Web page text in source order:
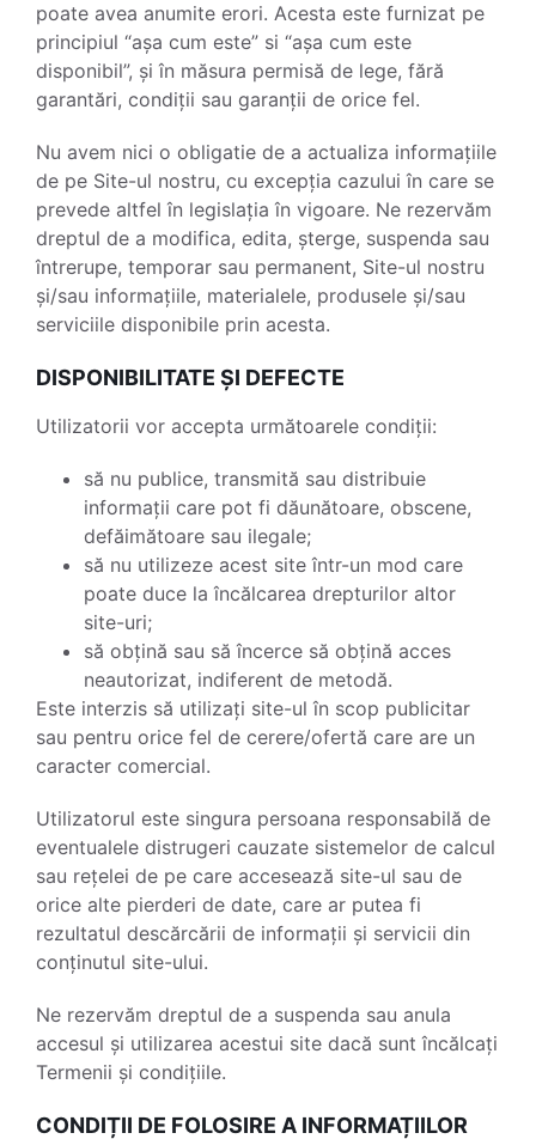
poate avea anumite erori. Acesta este furnizat pe
principiul “așa cum este” si “așa cum este
disponibil”, și în măsura permisă de lege, fără
garantări, condiții sau garanții de orice fel.
Nu avem nici o obligatie de a actualiza informațiile
de pe Site-ul nostru, cu excepția cazului în care se
prevede altfel în legislația în vigoare. Ne rezervăm
dreptul de a modifica, edita, șterge, suspenda sau
întrerupe, temporar sau permanent, Site-ul nostru
și/sau informațiile, materialele, produsele și/sau
serviciile disponibile prin acesta.
DISPONIBILITATE ȘI DEFECTE
Utilizatorii vor accepta următoarele condiții:
să nu publice, transmită sau distribuie
informații care pot fi dăunătoare, obscene,
defăimătoare sau ilegale;
să nu utilizeze acest site într-un mod care
poate duce la încălcarea drepturilor altor
site-uri;
să obțină sau să încerce să obțină acces
neautorizat, indiferent de metodă.
Este interzis să utilizați site-ul în scop publicitar
sau pentru orice fel de cerere/ofertă care are un
caracter comercial.
Utilizatorul este singura persoana responsabilă de
eventualele distrugeri cauzate sistemelor de calcul
sau rețelei de pe care accesează site-ul sau de
orice alte pierderi de date, care ar putea fi
rezultatul descărcării de informații și servicii din
conținutul site-ului.
Ne rezervăm dreptul de a suspenda sau anula
accesul și utilizarea acestui site dacă sunt încălcați
Termenii și condițiile.
CONDIȚII DE FOLOSIRE A INFORMAȚIILOR